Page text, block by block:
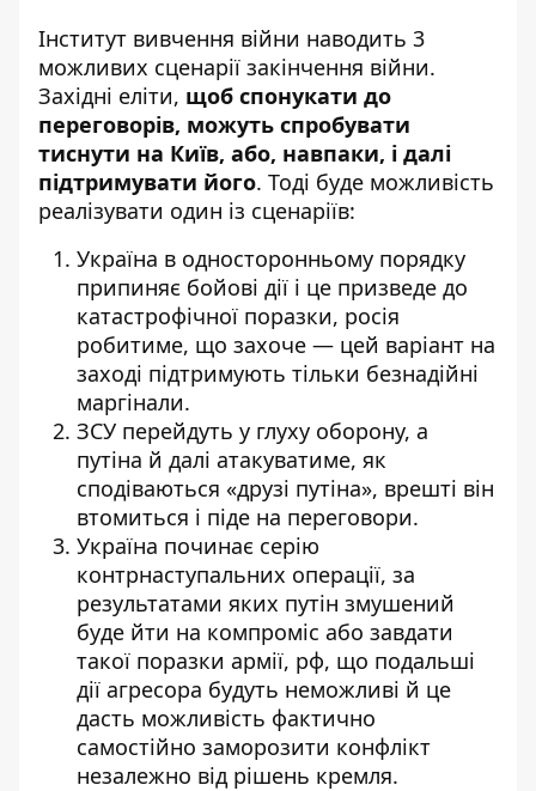
Інститут вивчення війни наводить 3
можливих сценарії закінчення війни.
Західні еліти, щоб спонукати до
переговорів, можуть спробувати
тиснути на Київ, або, навпаки, і далі
підтримувати його. Тоді буде можливість
реалізувати один із сценаріїв:
Україна в односторонньому порядку
припиняє бойові дії і це призведе до
катастрофічної поразки, росія
робитиме, що захоче — цей варіант на
заході підтримують тільки безнадійні
маргінали.
ЗСУ перейдуть у глуху оборону, а
путіна й далі атакуватиме, як
сподіваються «друзі путіна», врешті він
втомиться і піде на переговори.
Україна починає серію
контрнаступальних операції, за
результатами яких путін змушений
буде йти на компроміс або завдати
такої поразки армії, рф, що подальші
дії агресора будуть неможливі й це
дасть можливість фактично
самостійно заморозити конфлікт
незалежно від рішень кремля.